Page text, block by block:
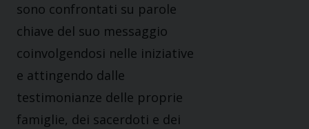
sono confrontati su parole
chiave del suo messaggio
coinvolgendosi nelle iniziative
e attingendo dalle
testimonianze delle proprie
famiglie, dei sacerdoti e dei